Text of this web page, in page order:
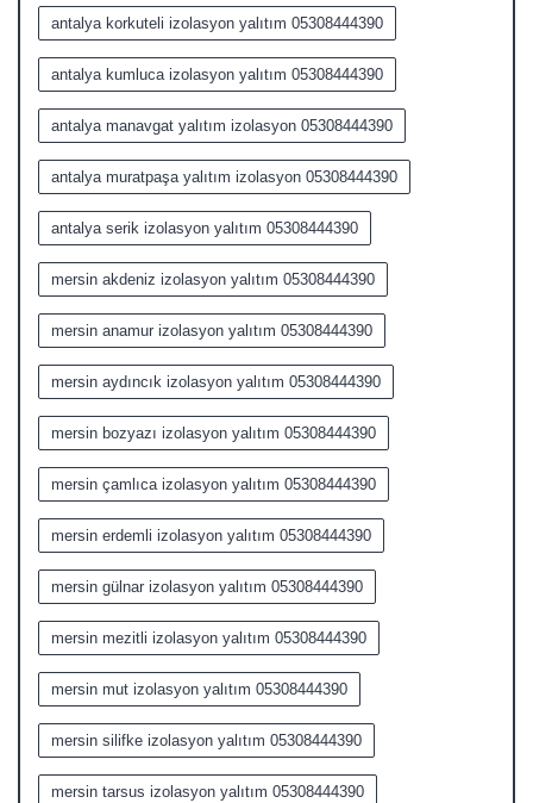
antalya korkuteli izolasyon yalıtım 05308444390
antalya kumluca izolasyon yalıtım 05308444390
antalya manavgat yalıtım izolasyon 05308444390
antalya muratpaşa yalıtım izolasyon 05308444390
antalya serik izolasyon yalıtım 05308444390
mersin akdeniz izolasyon yalıtım 05308444390
mersin anamur izolasyon yalıtım 05308444390
mersin aydıncık izolasyon yalıtım 05308444390
mersin bozyazı izolasyon yalıtım 05308444390
mersin çamlıca izolasyon yalıtım 05308444390
mersin erdemli izolasyon yalıtım 05308444390
mersin gülnar izolasyon yalıtım 05308444390
mersin mezitli izolasyon yalıtım 05308444390
mersin mut izolasyon yalıtım 05308444390
mersin silifke izolasyon yalıtım 05308444390
mersin tarsus izolasyon yalıtım 05308444390